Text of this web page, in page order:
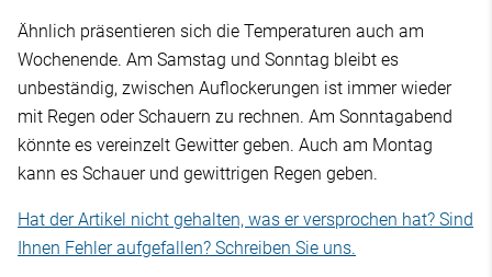
Ähnlich präsentieren sich die Temperaturen auch am
Wochenende. Am Samstag und Sonntag bleibt es
unbeständig, zwischen Auflockerungen ist immer wieder
mit Regen oder Schauern zu rechnen. Am Sonntagabend
könnte es vereinzelt Gewitter geben. Auch am Montag
kann es Schauer und gewittrigen Regen geben.
Hat der Artikel nicht gehalten, was er versprochen hat? Sind
Ihnen Fehler aufgefallen? Schreiben Sie uns.